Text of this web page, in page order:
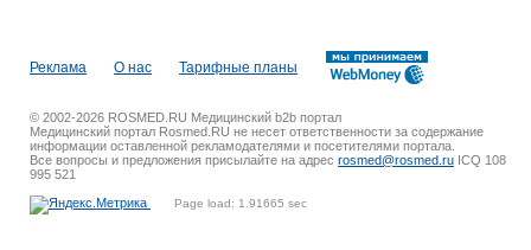
Реклама О нас Тарифные планы
© 2002-2026 ROSMED.RU Медицинский b2b портал
Медицинский портал Rosmed.RU не несет ответственности за содержание
информации оставленной рекламодателями и посетителями портала.
Все вопросы и предложения присылайте на адрес rosmed@rosmed.ru ICQ 108
995 521
Page load: 1.91665 sec